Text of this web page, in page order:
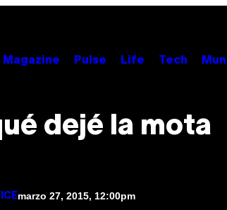
Magazine Pulse Life Tech
dejé la mota
marzo 27, 2015, 12:00pm